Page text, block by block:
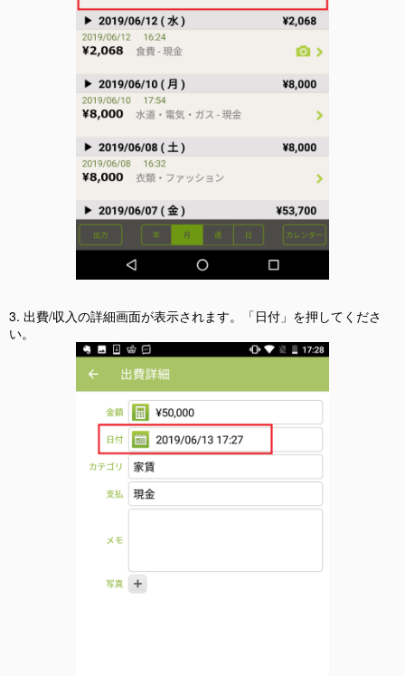
3. 出費/収入の詳細画面が表示されます。「日付」を押してくださ
い。